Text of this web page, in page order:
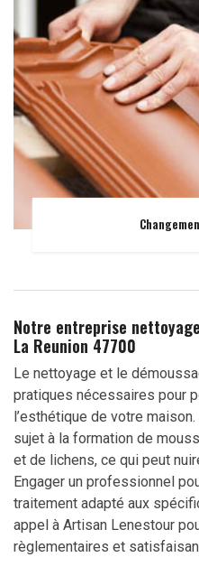
Notre entreprise
La Reunion 47700
Le nettoyage et le
pratiques nécessaires pour
l’esthétique de votre
sujet à la formation de
et de lichens, ce qui peut
Engager un professionnel
traitement adapté aux
appel à Artisan Lenestour
règlementaires et